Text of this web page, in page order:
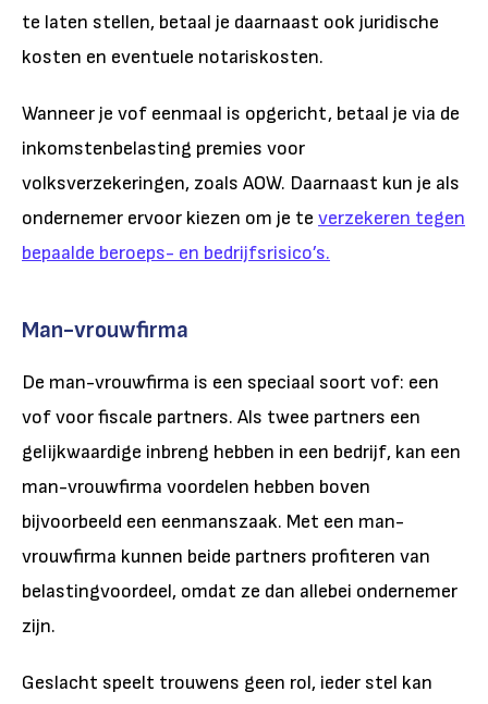
te laten stellen, betaal je daarnaast ook juridische
kosten en eventuele notariskosten.
Wanneer je vof eenmaal is opgericht, betaal je via de
inkomstenbelasting premies voor
volksverzekeringen, zoals AOW. Daarnaast kun je als
ondernemer ervoor kiezen om je te verzekeren tegen
bepaalde beroeps- en bedrijfsrisico’s.
Man-vrouwfirma
De man-vrouwfirma is een speciaal soort vof: een
vof voor fiscale partners. Als twee partners een
gelijkwaardige inbreng hebben in een bedrijf, kan een
man-vrouwfirma voordelen hebben boven
bijvoorbeeld een eenmanszaak. Met een man-
vrouwfirma kunnen beide partners profiteren van
belastingvoordeel, omdat ze dan allebei ondernemer
zijn.
Geslacht speelt trouwens geen rol, ieder stel kan